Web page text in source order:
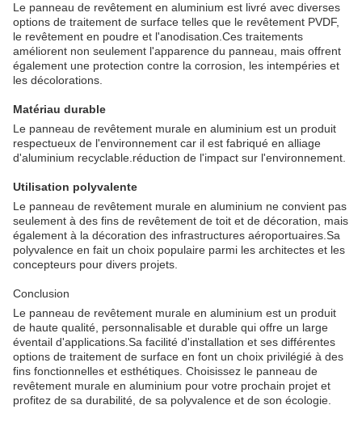
Le panneau de revêtement en aluminium est livré avec diverses
options de traitement de surface telles que le revêtement PVDF,
le revêtement en poudre et l'anodisation.Ces traitements
améliorent non seulement l'apparence du panneau, mais offrent
également une protection contre la corrosion, les intempéries et
les décolorations.
Matériau durable
Le panneau de revêtement murale en aluminium est un produit
respectueux de l'environnement car il est fabriqué en alliage
d'aluminium recyclable.réduction de l'impact sur l'environnement.
Utilisation polyvalente
Le panneau de revêtement murale en aluminium ne convient pas
seulement à des fins de revêtement de toit et de décoration, mais
également à la décoration des infrastructures aéroportuaires.Sa
polyvalence en fait un choix populaire parmi les architectes et les
concepteurs pour divers projets.
Conclusion
Le panneau de revêtement murale en aluminium est un produit
de haute qualité, personnalisable et durable qui offre un large
éventail d'applications.Sa facilité d'installation et ses différentes
options de traitement de surface en font un choix privilégié à des
fins fonctionnelles et esthétiques. Choisissez le panneau de
revêtement murale en aluminium pour votre prochain projet et
profitez de sa durabilité, de sa polyvalence et de son écologie.